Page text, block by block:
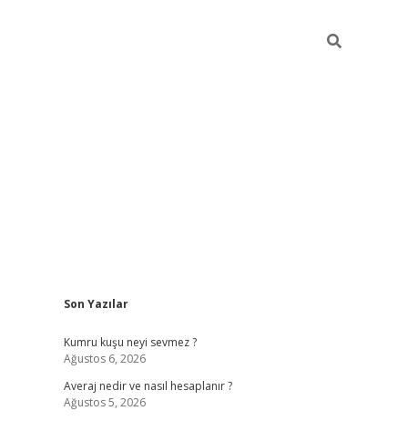
Sidebar
Son Yazılar
Kumru kuşu neyi sevmez ?
Ağustos 6, 2026
Averaj nedir ve nasıl hesaplanır ?
Ağustos 5, 2026
https://ilbet.online/